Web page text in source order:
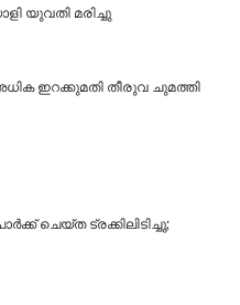
യുവതി മരിച്ചു
ഇറക്കുമതി തീരുവ ചുമത്തി
ചെയ്ത ട്രക്കിലിടിച്ചു;